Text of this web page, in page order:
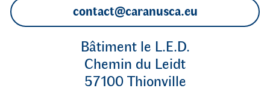
contact@caranusca.eu
Bâtiment le L.E.D.
Chemin du Leidt
57100 Thionville